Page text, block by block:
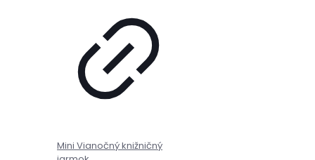
Mini Vianočný knižničný